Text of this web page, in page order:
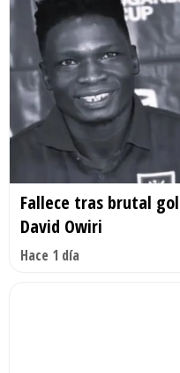
Fallece tras brutal
David Owiri
Hace 1 día